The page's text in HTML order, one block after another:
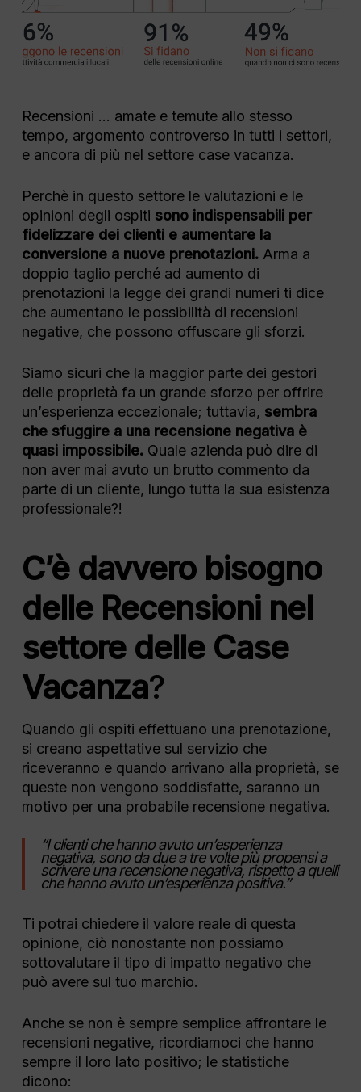
Recensioni … amate e temute allo stesso
tempo, argomento controverso in tutti i settori,
e ancora di più nel settore case vacanza.
Perchè in questo settore le valutazioni e le
opinioni degli ospiti sono indispensabili per
fidelizzare dei clienti e aumentare la
conversione a nuove prenotazioni.Arma a
doppio taglio perché ad aumento di
prenotazioni la legge dei grandi numeri ti dice
che aumentano le possibilità di recensioni
negative, che possono offuscare gli sforzi.
Siamo sicuri che la maggior parte dei gestori
delle proprietà fa un grande sforzo per offrire
un’esperienza eccezionale; tuttavia, sembra
che sfuggire a una recensione negativa è
quasi impossibile.Quale azienda può dire di
non aver mai avuto un brutto commento da
parte di un cliente, lungo tutta la sua esistenza
professionale?!
C’è davvero bisogno
delle Recensioni nel
settore delle Case
Vacanza?
Quando gli ospiti effettuano una prenotazione,
si creano aspettative sul servizio che
riceveranno e quando arrivano alla proprietà, se
queste non vengono soddisfatte, saranno un
motivo per una probabile recensione negativa.
“I clienti che hanno avuto un’esperienza
negativa, sono da due a tre volte più propensi a
scrivere una recensione negativa, rispetto a quelli
che hanno avuto un’esperienza positiva.”
Ti potrai chiedere il valore reale di questa
opinione, ciò nonostante non possiamo
sottovalutare il tipo di impatto negativo che
può avere sul tuo marchio.
Anche se non è sempre semplice affrontare le
recensioni negative, ricordiamoci che hanno
sempre il loro lato positivo; le statistiche
dicono: